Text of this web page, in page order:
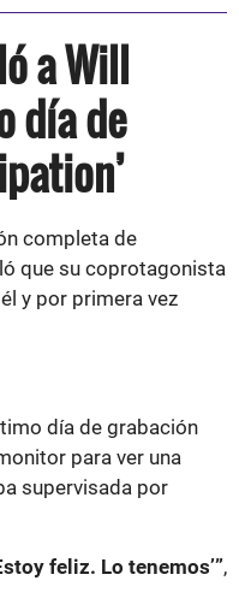
a Will
día de
completa de
que su coprotagonista
y por primera vez
día de grabación
para ver una
supervisada por
feliz. Lo tenemos’”,